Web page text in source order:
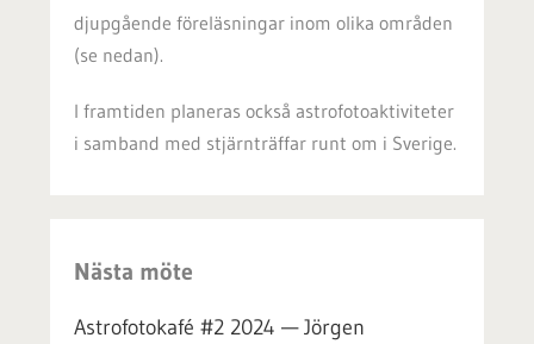
djupgående föreläsningar inom olika områden
(se nedan).
I framtiden planeras också astrofotoaktiviteter
i samband med stjärnträffar runt om i Sverige.
Nästa möte
Astrofotokafé #2 2024 — Jörgen